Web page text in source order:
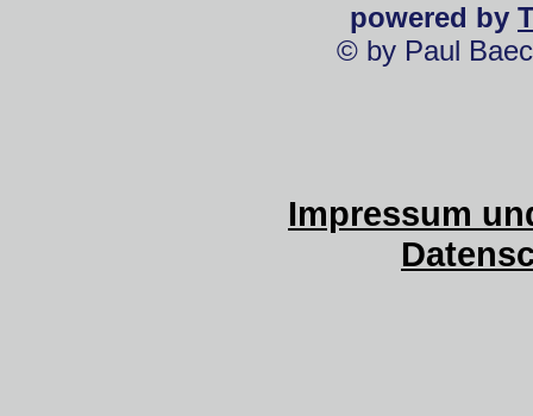
powered by
© by Paul
Impressum